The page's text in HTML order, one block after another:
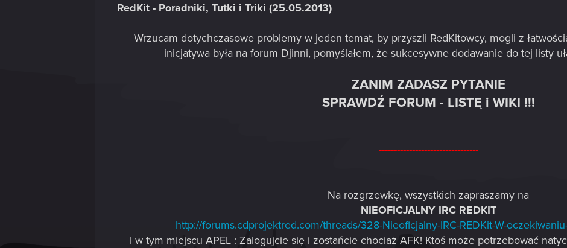
RedKit - Poradniki, Tutki i Triki (25.05.2013)
Wrzucam dotychczasowe problemy w jeden temat, by przyszli RedKitowcy, mogli z
inicjatywa była na forum Djinni, pomyślałem, że sukcesywne dodawanie do tej listy
ZANIM ZADASZ PYTANIE
SPRAWDŹ FORUM - LISTĘ i WIKI !!!
---------------------------------
Na rozgrzewkę, wszystkich zapraszamy na
NIEOFICJALNY IRC REDKIT
http://forums.cdprojektred.com/threads/328-Nieoficjalny-IRC-REDKit-W-
I w tym miejscu APEL : Zalogujcie się i zostańcie chociaż AFK! Ktoś może potrzebować